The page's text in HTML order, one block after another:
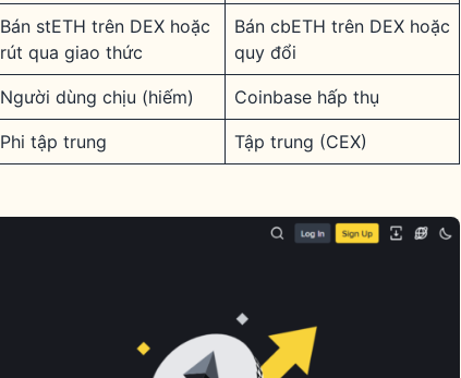
Bán stETH trên DEX hoặc
rút qua giao thức
Bán cbETH trên DEX hoặc
quy đổi
Người dùng chịu (hiếm) Coinbase hấp thụ
Phi tập trung Tập trung (CEX)